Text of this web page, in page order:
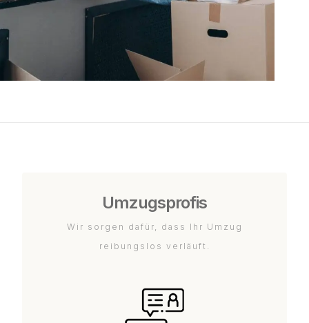
Umzugsprofis
Wir sorgen dafür, dass Ihr Umzug
reibungslos verläuft.